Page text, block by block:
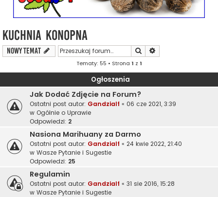
Kuchnia Konopna
NOWY TEMAT Szukaj
Tematy: 55 • Strona 1 z 1
Ogłoszenia
Jak Dodać Zdjęcie na Forum?
Ostatni post autor: Gandzialf « 06 cze 2021, 3:39
w Ogólnie o Uprawie
Odpowiedzi: 2
Nasiona Marihuany za Darmo
Ostatni post autor: Gandzialf « 24 kwie 2022, 21:40
w Wasze Pytanie i Sugestie
Odpowiedzi: 25
Regulamin
Ostatni post autor: Gandzialf « 31 sie 2016, 15:28
w Wasze Pytanie i Sugestie